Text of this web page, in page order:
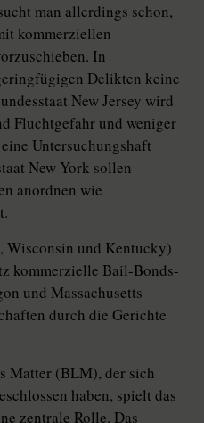
man allerdings schon,
kommerziellen
In
Delikten keine
New Jersey wird
Fluchtgefahr und weniger
Untersuchungshaft
New York sollen
anordnen wie
Wisconsin und Kentucky)
kommerzielle Bail-Bonds-
und Massachusetts
durch die Gerichte
Matter (BLM), der sich
haben, spielt das
zentrale Rolle. Das